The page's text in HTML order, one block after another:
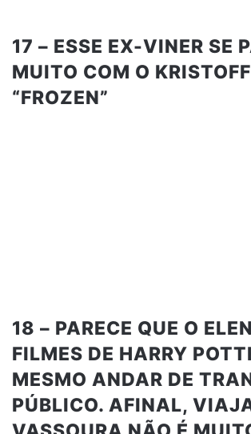
17 – ESSE EX-VINER SE
MUITO COM O
“FROZEN”
18 – PARECE QUE O
FILMES DE HARRY
MESMO ANDAR DE
PÚBLICO. AFINAL,